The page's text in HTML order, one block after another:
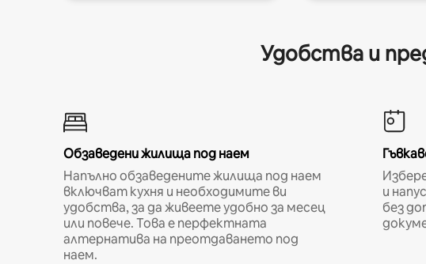
Удобства и
Обзаведени жилища под наем
Напълно обзаведените жилища под наем
включват кухня и необходимите ви
удобства, за да живеете удобно за месец
или повече. Това е перфектната
алтернатива на преотдаването под
наем.
и
без